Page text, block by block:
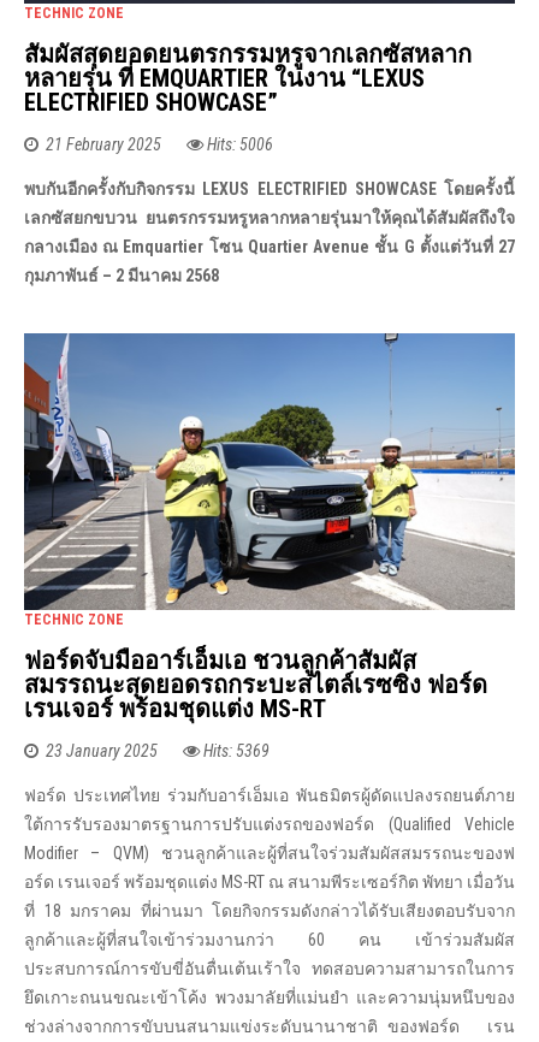
TECHNIC ZONE
สัมผัสสุดยอดยนตรกรรมหรูจากเลกซัสหลาก
หลายรุ่น ที่ EMQUARTIER ในงาน “LEXUS
ELECTRIFIED SHOWCASE”
21 February 2025 Hits: 5006
พบกันอีกครั้งกับกิจกรรม LEXUS ELECTRIFIED SHOWCASE โดยครั้งนี้
เลกซัสยกขบวน ยนตรกรรมหรูหลากหลายรุ่นมาให้คุณได้สัมผัสถึงใจ
กลางเมือง ณ Emquartier โซน Quartier Avenue ชั้น G ตั้งแต่วันที่ 27
กุมภาพันธ์ – 2 มีนาคม 2568
TECHNIC ZONE
ฟอร์ดจับมืออาร์เอ็มเอ ชวนลูกค้าสัมผัส
สมรรถนะสุดยอดรถกระบะสไตล์เรซซิ่ง ฟอร์ด
เรนเจอร์ พร้อมชุดแต่ง MS-RT
23 January 2025 Hits: 5369
ฟอร์ด ประเทศไทย ร่วมกับอาร์เอ็มเอ พันธมิตรผู้ดัดแปลงรถยนต์ภาย
ใต้การรับรองมาตรฐานการปรับแต่งรถของฟอร์ด (Qualified Vehicle
Modifier – QVM) ชวนลูกค้าและผู้ที่สนใจร่วมสัมผัสสมรรถนะของฟ
อร์ด เรนเจอร์ พร้อมชุดแต่ง MS-RT ณ สนามพีระเซอร์กิต พัทยา เมื่อวัน
ที่ 18 มกราคม ที่ผ่านมา โดยกิจกรรมดังกล่าวได้รับเสียงตอบรับจาก
ลูกค้าและผู้ที่สนใจเข้าร่วมงานกว่า 60 คน เข้าร่วมสัมผัส
ประสบการณ์การขับขี่อันตื่นเต้นเร้าใจ ทดสอบความสามารถในการ
ยึดเกาะถนนขณะเข้าโค้ง พวงมาลัยที่แม่นยำ และความนุ่มหนึบของ
ช่วงล่างจากการขับบนสนามแข่งระดับนานาชาติ ของฟอร์ด เรน